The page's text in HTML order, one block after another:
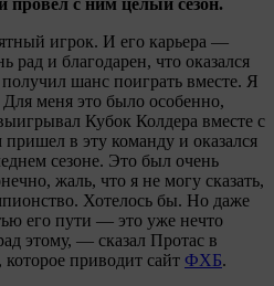
игрок. И его карьера —
рад и благодарен, что оказался
шанс поиграть вместе. Я
меня это было особенно,
Кубок Колдера вместе с
в эту команду и оказался
сезоне. Это был очень
жаль, что я не могу сказать,
Хотелось бы. Но даже
его пути — это уже нечто
этому, — сказал Протас в
приводит сайт ФХБ.